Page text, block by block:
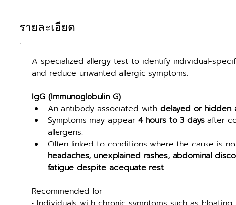
รายละเอียด
A specialized allergy test to identify individual-
and reduce unwanted allergic symptoms.
IgG (Immunoglobulin G)
An antibody associated with delayed or hidden
Symptoms may appear 4 hours to 3 days after
allergens.
Often linked to conditions where the cause is
headaches, unexplained rashes, abdominal
fatigue despite adequate rest.
Recommended for: